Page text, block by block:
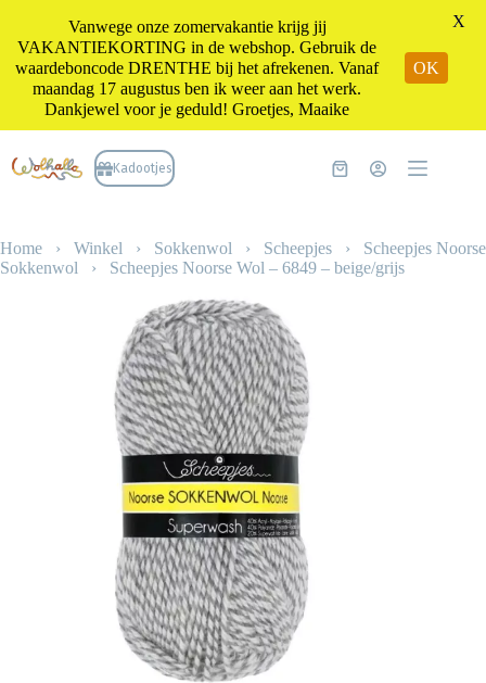
naar
de
Kadootjes Winkelwagen
Home › Winkel › Sokkenwol › Scheepjes › Scheepjes Noorse
Sokkenwol › Scheepjes Noorse Wol – 6849 – beige/grijs
Vanwege onze zomervakantie krijg jij
VAKANTIEKORTING in de webshop. Gebruik de
waardeboncode DRENTHE bij het afrekenen. Vanaf
maandag 17 augustus ben ik weer aan het werk.
Dankjewel voor je geduld! Groetjes, Maaike
OK
X